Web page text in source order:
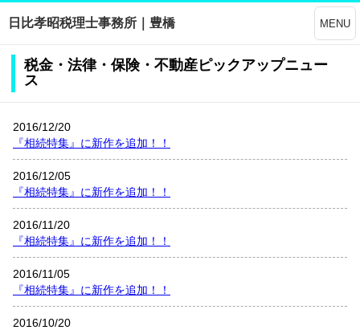
日比孝昭税理士事務所｜豊橋 MENU
税金・法律・保険・不動産ピックアップニュー
ス
2016/12/20
『相続特集』に新作を追加！！
2016/12/05
『相続特集』に新作を追加！！
2016/11/20
『相続特集』に新作を追加！！
2016/11/05
『相続特集』に新作を追加！！
2016/10/20